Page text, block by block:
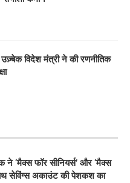
विदेश मंत्री ने की रणनीतिक
ने ‘मैक्स फॉर सीनियर्स’ और ‘मैक्स
सेविंग्स अकाउंट की पेशकश का